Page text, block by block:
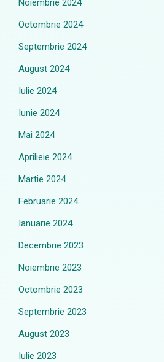
Noiembrie 2024
Octombrie 2024
Septembrie 2024
August 2024
Iulie 2024
Iunie 2024
Mai 2024
Aprilieie 2024
Martie 2024
Februarie 2024
Ianuarie 2024
Decembrie 2023
Noiembrie 2023
Octombrie 2023
Septembrie 2023
August 2023
Iulie 2023